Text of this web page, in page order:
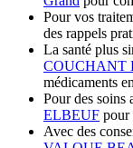
Pour vos
des rappels
La santé plus
COUCHANT
médicaments
Pour des soins
ELBEUF pour
Avec des